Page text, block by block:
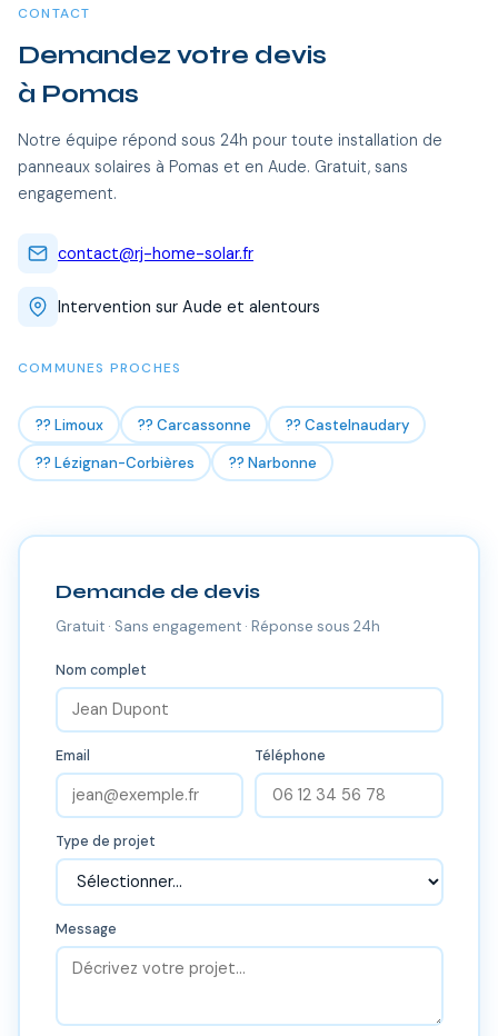
CONTACT
Demandez votre devis
à Pomas
Notre équipe répond sous 24h pour toute installation de
panneaux solaires à Pomas et en Aude. Gratuit, sans
engagement.
contact@rj-home-solar.fr
Intervention sur Aude et alentours
COMMUNES PROCHES
?? Limoux ?? Carcassonne
?? Castelnaudary
?? Lézignan-Corbières
?? Narbonne
Demande de devis
Gratuit · Sans engagement · Réponse sous 24h
Nom complet
Email Téléphone
Type de projet
Message